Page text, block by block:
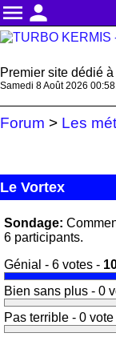
menu person
Premier site dédié
Samedi 8 Août 2026
Forum > Les
Le Vortex
Sondage:
6 participants.
Génial - 6 votes -
Bien sans plus - 0
Pas terrible - 0 vote